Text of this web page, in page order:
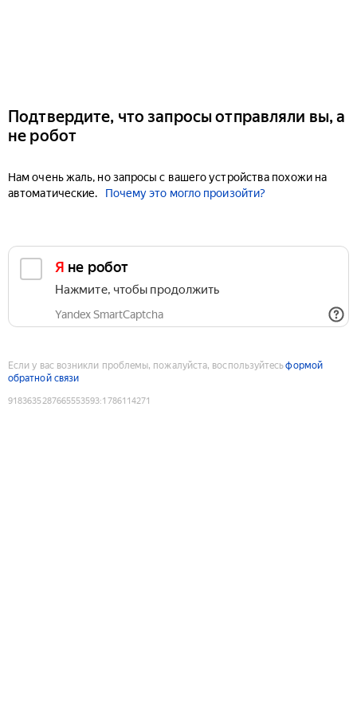
Подтвердите, что запросы отправляли вы, а
не робот
Нам очень жаль, но запросы с вашего устройства похожи на
автоматические.
Почему это могло произойти?
Я не робот
Нажмите, чтобы продолжить
Yandex SmartCaptcha
Если у вас возникли проблемы, пожалуйста, воспользуйтесьформой
обратной связи
9183635287665553593:1786114271